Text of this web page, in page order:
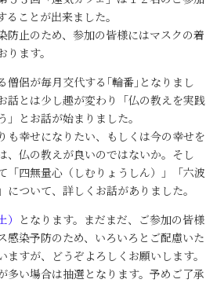
ことが出来ました。
防止のため、参加の皆様にはマスクの着
ます。
僧侶が毎月交代する｢輪番｣となりまし
話とは少し趣が変わり「仏の教えを実践
」とお話が始まりました。
も幸せになりたい、もしくは今の幸せを
、仏の教えが良いのではないか。そし
「四無量心（しむりょうしん）」「六波
ついて、詳しくお話がありました。
となります。まだまだ、ご参加の皆様
感染予防のため、いろいろとご配慮いた
ますが、どうぞよろしくお願いします。
多い場合は抽選となります。予めご了承